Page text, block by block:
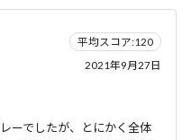
平均スコア:120
2021年9月27日
ーでしたが、とにかく全体